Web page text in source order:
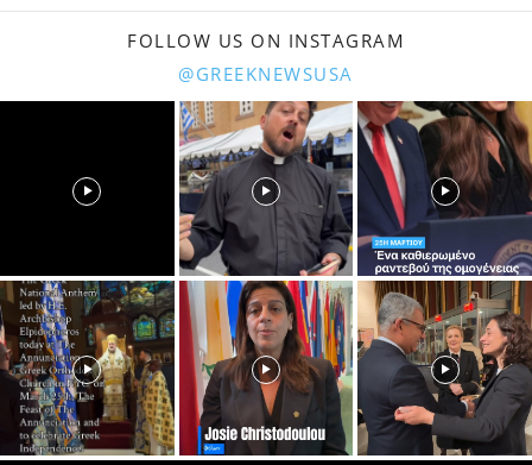
FOLLOW US ON INSTAGRAM
@GREEKNEWSUSA